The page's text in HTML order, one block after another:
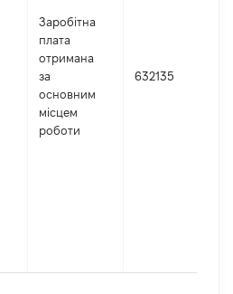
Заробітна
плата
отримана
за
основним
місцем
роботи
632135